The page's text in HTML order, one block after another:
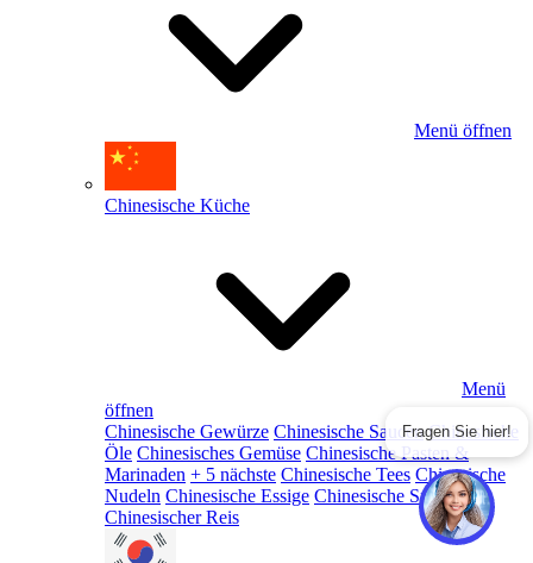
Menü öffnen
Chinesische Küche
Menü
öffnen
Chinesische Gewürze Chinesische Saucen Chinesische
Öle Chinesisches Gemüse Chinesische Pasten &
Marinaden + 5 nächste Chinesische Tees Chinesische
Nudeln Chinesische Essige Chinesische Snacks
Chinesischer Reis
Fragen Sie hier!